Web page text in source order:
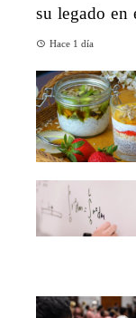
su legado en
Hace 1 día